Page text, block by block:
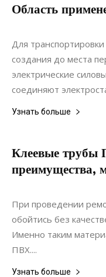
Область
06.02.2021
Для
создания до места
электрические
соединяют
Узнать больше
Клеевые трубы
преимущества,
24.05.2020
При проведении
обойтись без
Именно таким
ПВХ....
Узнать больше